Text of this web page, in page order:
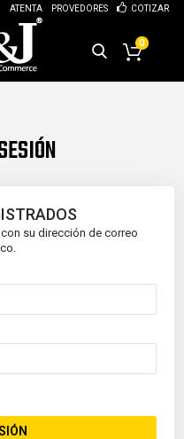
ATENTA PROVEDORES COTIZAR
0
su dirección de correo